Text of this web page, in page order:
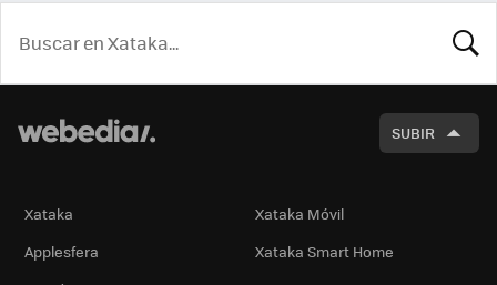
SUBIR
Xataka
Xataka Móvil
Applesfera
Xataka Smart Home